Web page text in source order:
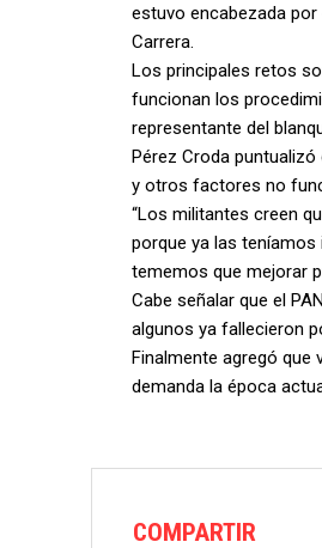
estuvo encabezada por
Carrera.
Los principales retos
funcionan los
representante del
Pérez Croda
y otros factores no
“Los militantes creen
porque ya las
tememos que mejorar
Cabe señalar que el
algunos ya fallecieron
Finalmente agregó que
demanda la época
COMPARTIR